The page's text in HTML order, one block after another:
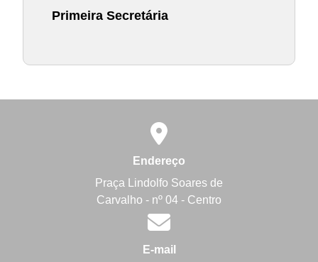
Primeira Secretária
Endereço
Praça Lindolfo Soares de
Carvalho - nº 04 - Centro
E-mail